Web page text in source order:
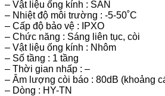
– Vật liệu ống kính : SAN
– Nhiệt độ môi trường : -5-50˚C
– Cấp độ bảo vệ : IPXO
– Chức năng : Sáng liên tục, còi
– Vật liệu ống kính : Nhôm
– Số tầng : 1 tầng
– Thời gian nhấp : –
– Âm lượng còi báo : 80dB (khoảng
– Dòng : HY-TN